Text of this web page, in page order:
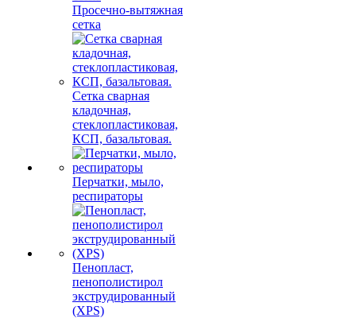
Просечно-вытяжная
сетка
Сетка сварная
кладочная,
стеклопластиковая,
КСП, базальтовая.
Перчатки, мыло,
респираторы
Пенопласт,
пенополистирол
экструдированный
(XPS)